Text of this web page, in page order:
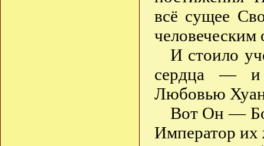
всё сущее
человеческим
И стоило
сердца —
Любовью
Вот Он —
Император их